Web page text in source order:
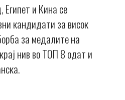
и Кина се
кандидати за висок
за медалите на
нив во ТОП 8 одат и